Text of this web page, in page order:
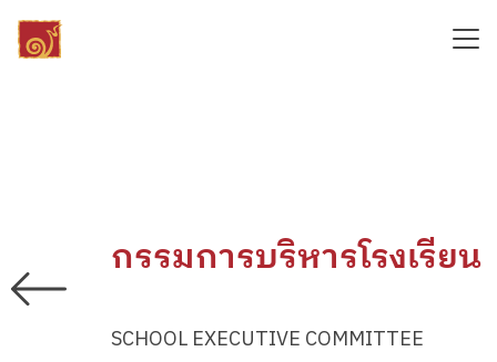
กรรมการบริหารโรงเรียน
SCHOOL EXECUTIVE COMMITTEE